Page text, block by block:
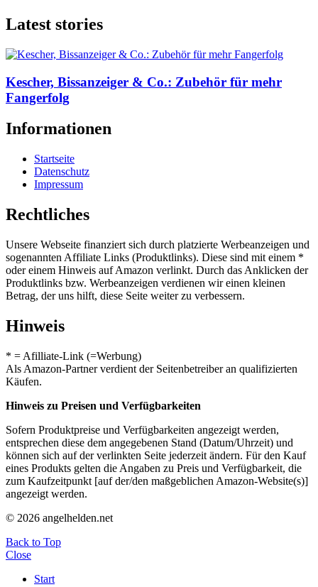
Latest stories
Kescher, Bissanzeiger & Co.: Zubehör für mehr
Fangerfolg
Informationen
Startseite
Datenschutz
Impressum
Rechtliches
Unsere Webseite finanziert sich durch platzierte Werbeanzeigen und
sogenannten Affiliate Links (Produktlinks). Diese sind mit einem *
oder einem Hinweis auf Amazon verlinkt. Durch das Anklicken der
Produktlinks bzw. Werbeanzeigen verdienen wir einen kleinen
Betrag, der uns hilft, diese Seite weiter zu verbessern.
Hinweis
* = Afilliate-Link (=Werbung)
Als Amazon-Partner verdient der Seitenbetreiber an qualifizierten
Käufen.
Hinweis zu Preisen und Verfügbarkeiten
Sofern Produktpreise und Verfügbarkeiten angezeigt werden,
entsprechen diese dem angegebenen Stand (Datum/Uhrzeit) und
können sich auf der verlinkten Seite jederzeit ändern. Für den Kauf
eines Produkts gelten die Angaben zu Preis und Verfügbarkeit, die
zum Kaufzeitpunkt [auf der/den maßgeblichen Amazon-Website(s)]
angezeigt werden.
© 2026 angelhelden.net
Back to Top
Close
Start